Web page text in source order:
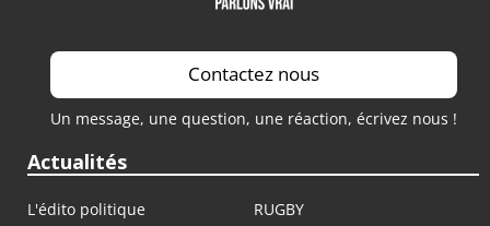
Contactez nous
Un message, une question, une réaction, écrivez nous !
Actualités
L'édito politique
RUGBY